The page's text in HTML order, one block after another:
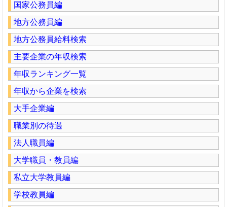
国家公務員編
地方公務員編
地方公務員給料検索
主要企業の年収検索
年収ランキング一覧
年収から企業を検索
大手企業編
職業別の待遇
法人職員編
大学職員・教員編
私立大学教員編
学校教員編